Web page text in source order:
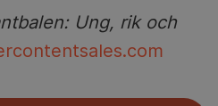
Ung, rik och